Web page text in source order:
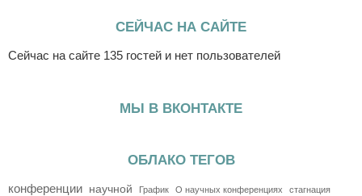
СЕЙЧАС НА САЙТЕ
Сейчас на сайте 135 гостей и нет пользователей
МЫ В ВКОНТАКТЕ
ОБЛАКО ТЕГОВ
конференции научной График О научных конференциях
стагнация